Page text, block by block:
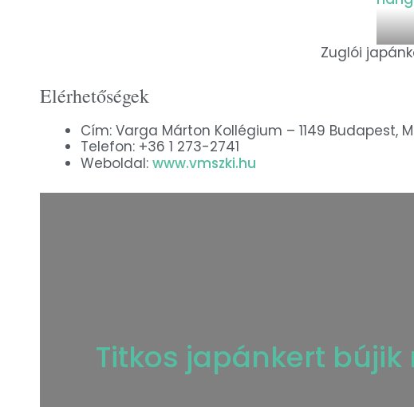
Zuglói
Elérhetőségek
Cím: Varga Márton Kollégium – 1149 Budapest,
Telefon: +36 1 273-2741
Weboldal: www.vmszki.hu
Titkos japánkert